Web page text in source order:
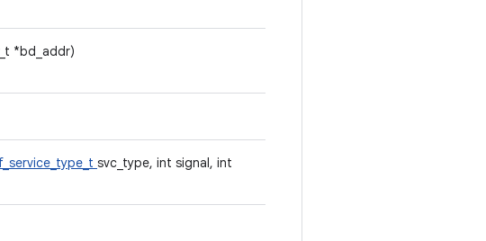
*bd_addr)
svc_type, int signal, int